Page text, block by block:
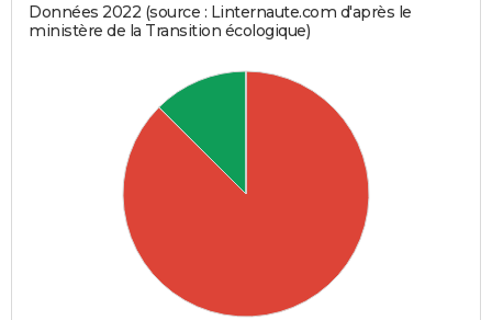
Données 2022 (source : Linternaute.com d'après le
ministère de la Transition écologique)